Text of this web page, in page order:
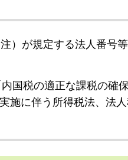
）が規定する法人番号
国税の適正な課税の確
施に伴う所得税法、法